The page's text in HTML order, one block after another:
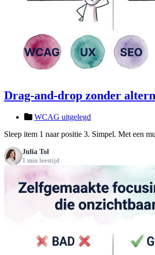
Drag-and-drop zonder
WCAG uitgelegd
Sleep item 1 naar positie 3. Simpel. Met een
Julia Tol
1 min leestijd